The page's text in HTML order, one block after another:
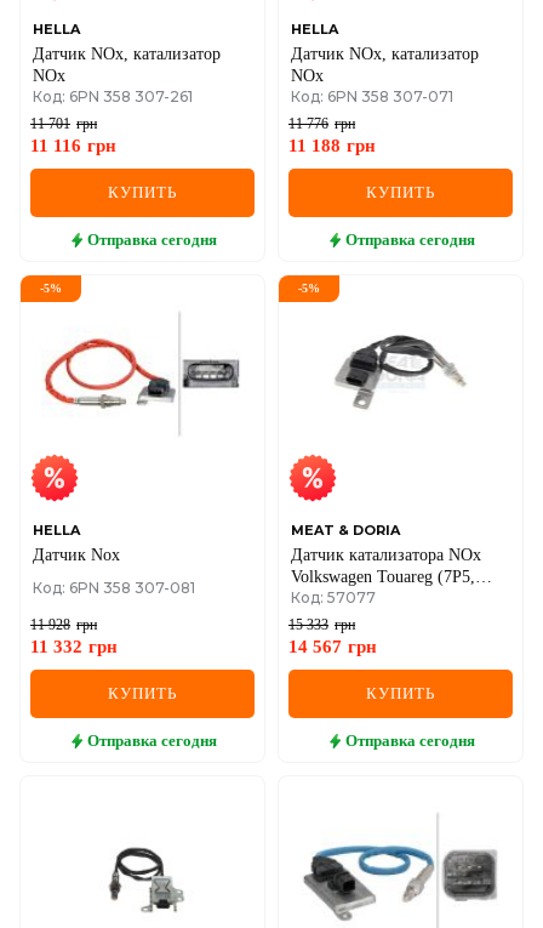
LANCIA
LAND ROVER
LEXUS
LINCOLN
MG
MITSUBISHI
NISSAN
PEUGEOT
POLESTAR
RENAULT
HELLA
Датчик NOx, катализатор
NOx
Код: 6PN 358 307-261
11 701 грн
11 116 грн
КУПИТЬ
Отправка сегодня
HELLA
Датчик NOx, катализатор
NOx
Код: 6PN 358 307-071
11 776 грн
11 188 грн
КУПИТЬ
Отправка сегодня
-5%
HELLA
Датчик Nox
Код: 6PN 358 307-081
11 928 грн
11 332 грн
КУПИТЬ
Отправка сегодня
-5%
MEAT & DORIA
Датчик катализатора NOx
Volkswagen Touareg (7P5,
7P6) 3.0 V6 TDI 2014–2018,
Porsche Cayenne (92A) Diesel
Код: 57077
15 333 грн
14 567 грн
КУПИТЬ
Отправка сегодня